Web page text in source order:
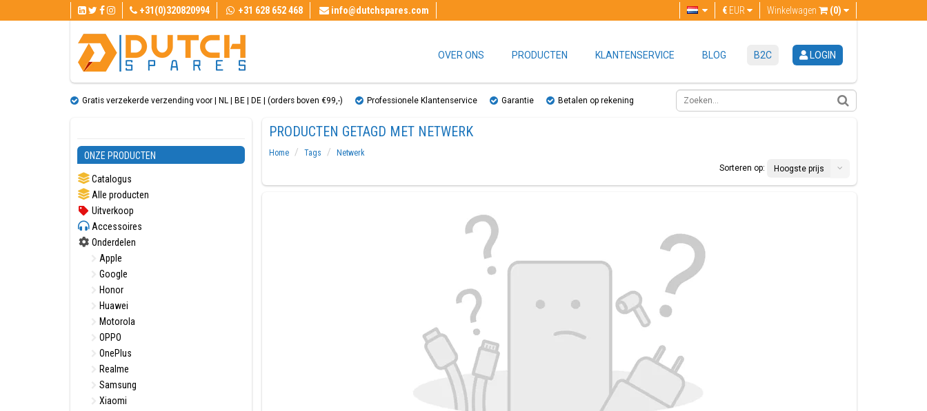
+31(0)320820994 +31 628 652 468 info@dutchspares.com Winkelwagen (0)
€ EUR
OVER ONS PRODUCTEN KLANTENSERVICE BLOG B2C LOGIN
Gratis verzekerde verzending voor | NL | BE | DE | (orders boven €99,-) Professionele Klantenservice Garantie Betalen op rekening
ONZE PRODUCTEN
Catalogus
Alle producten
Uitverkoop
Accessoires
Onderdelen
Apple
Google
Honor
Huawei
Motorola
OPPO
OnePlus
Realme
Samsung
Xiaomi
PRODUCTEN GETAGD MET NETWERK
Home Tags
Netwerk
Sorteren op:
Hoogste prijs